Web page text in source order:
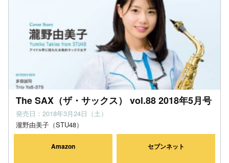
The SAX（ザ・サックス） vol.88 2018年5月号
発売日：2018年3月24日（土）
瀧野由美子（STU48）
Amazon セブンネット